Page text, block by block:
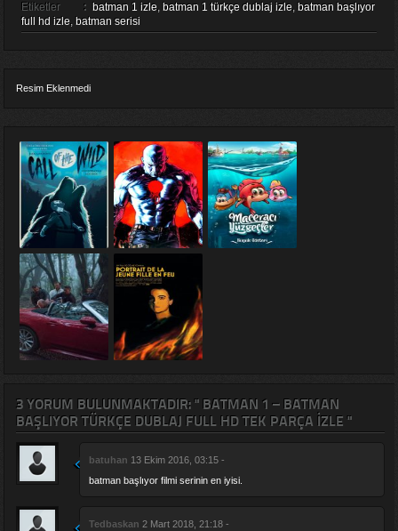
Etiketler
: batman 1 izle, batman 1 türkçe dublaj izle, batman başlıyor
full hd izle, batman serisi
Resim Eklenmedi
3 YORUM BULUNMAKTADIR: " BATMAN 1 – BATMAN
BAŞLIYOR TÜRKÇE DUBLAJ FULL HD TEK PARÇA IZLE "
batuhan 13 Ekim 2016, 03:15 -
batman başlıyor filmi serinin en iyisi.
Tedbaskan 2 Mart 2018, 21:18 -